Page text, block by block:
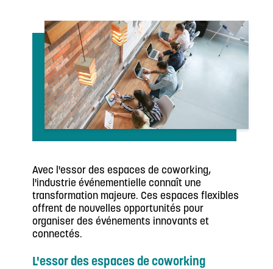
Avec l'essor des espaces de coworking,
l'industrie événementielle connaît une
transformation majeure. Ces espaces flexibles
offrent de nouvelles opportunités pour
organiser des événements innovants et
connectés.
L'essor des espaces de coworking